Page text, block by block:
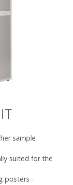
sample
suited for the
posters -